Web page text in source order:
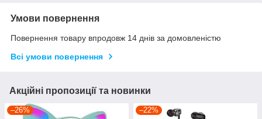
Умови повернення
Повернення товару впродовж 14 днів за домовленістю
Всі умови повернення
Акційні пропозиції та новинки
–26% –22%